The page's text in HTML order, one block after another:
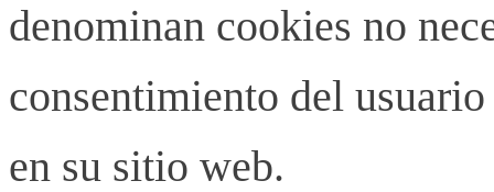
denominan cookies no
consentimiento del
en su sitio web.